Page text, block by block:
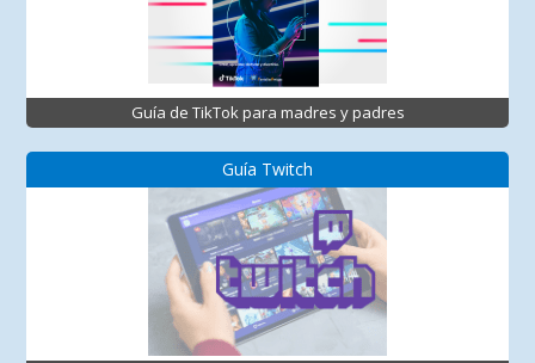
Guía de TikTok para madres y padres
Guía Twitch